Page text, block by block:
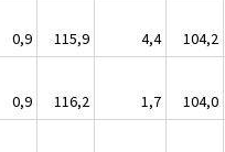
0,9 115,9 4,4 104,2
0,9 116,2 1,7 104,0